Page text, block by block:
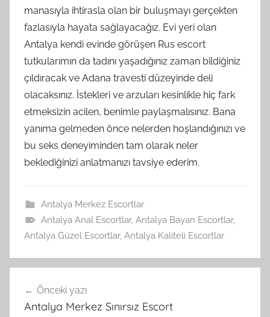
manasıyla ihtirasla olan bir buluşmayı gerçekten
fazlasıyla hayata sağlayacağız. Evi yeri olan
Antalya kendi evinde görüşen Rus escort
tutkularımın da tadını yaşadığınız zaman bildiğiniz
çıldıracak ve Adana travesti düzeyinde deli
olacaksınız. İstekleri ve arzuları kesinlikle hiç fark
etmeksizin acilen, benimle paylaşmalısınız. Bana
yanıma gelmeden önce nelerden hoşlandığınızı ve
bu seks deneyiminden tam olarak neler
beklediğinizi anlatmanızı tavsiye ederim.
Antalya Merkez Escortlar
Antalya Anal Escortlar, Antalya Bayan Escortlar,
Antalya Güzel Escortlar, Antalya Kaliteli Escortlar
gezinmesi
Önceki yazı
Antalya Merkez Sınırsız Escort